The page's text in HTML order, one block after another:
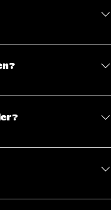
(Visa, MasterCard,
verschlüsselte
von 14 Tagen nach
in ungetragenem
Weitere Details findest
zu messen, um die
Maßbandes zum
ihn vor Wasser,